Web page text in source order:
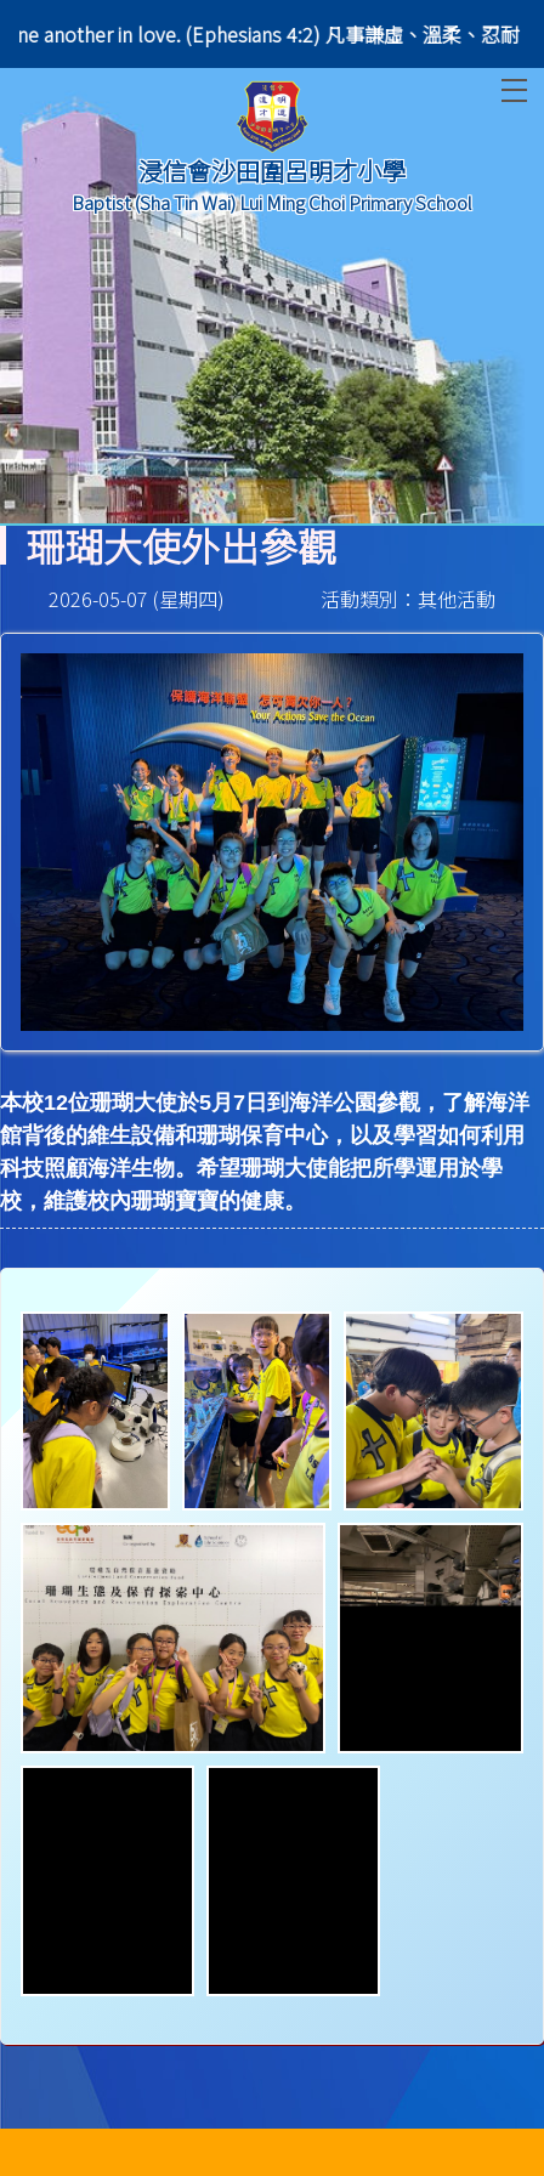
another in love. (Ephesians 4:2) 凡事謙虛、溫柔、忍耐，
浸信會沙田圍呂明才小學
Baptist (Sha Tin Wai) Lui Ming Choi Primary School
珊瑚大使外出參觀
2026-05-07 (星期四) 活動類別：其他活動
本校12位珊瑚大使於5月7日到海洋公園參觀，了解海洋
館背後的維生設備和珊瑚保育中心，以及學習如何利用
科技照顧海洋生物。希望珊瑚大使能把所學運用於學
校，維護校內珊瑚寶寶的健康。